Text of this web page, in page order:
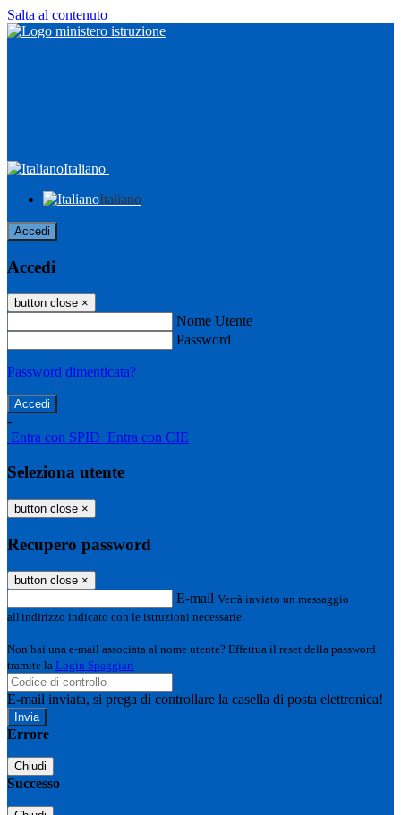
Salta al contenuto
Italiano
Italiano
Accedi
Accedi
button close ×
Nome Utente
Password
Password dimenticata?
-
Entra con SPID Entra con CIE
Seleziona utente
button close ×
Recupero password
button close ×
E-mail Verrà inviato un messaggio
all'indirizzo indicato con le istruzioni necessarie.
Non hai una e-mail associata al nome utente? Effettua il reset della password
tramite la Login Spaggiari
E-mail inviata, si prega di controllare la casella di posta elettronica!
Errore
Chiudi
Successo